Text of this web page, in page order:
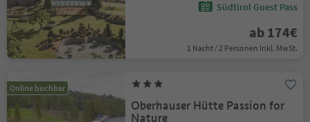
Südtirol Guest Pass
ab 174€
1 Nacht / 2 Personen Inkl. MwSt.
Online buchbar
Oberhauser Hütte Passion for
Nature